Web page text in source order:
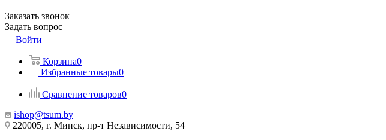
Заказать звонок
Задать вопрос
Войти
Корзина0
Избранные товары0
Сравнение товаров0
ishop@tsum.by
220005, г. Минск, пр-т Независимости, 54